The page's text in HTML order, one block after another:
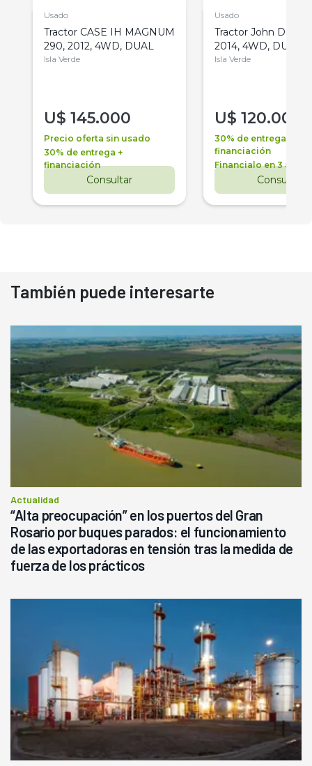
Usado
Tractor CASE IH MAGNUM
290, 2012, 4WD, DUAL
Isla Verde
U$ 145.000
Precio oferta sin usado
30% de entrega +
financiación
Consultar
Usado
Tractor John Deere
2014, 4WD, DUAL
Isla Verde
U$ 120.000
30% de entrega +
financiación
Financialo en 3 años
Consultar
También puede interesarte
Actualidad
“Alta preocupación” en los puertos del Gran
Rosario por buques parados: el funcionamiento
de las exportadoras en tensión tras la medida de
fuerza de los prácticos